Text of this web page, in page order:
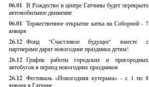
06.01 В Рождество в центре Гатчины будет перекрыто
автомобильное движение
06.01 Торжественное открытие катка на Соборной - 7
января
26.12 Фонд "Счастливое будущее" вместе с
партнерами дарят новогодние праздники детям!
26.12 График работы городских и пригородных
автобусов в период новогодних праздников
26.12 Фестиваль «Новогодняя кутерьма» - с 1 по 8
января в Гатчине